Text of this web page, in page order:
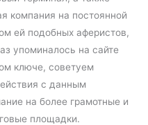
компания на постоянной
ей подобных аферистов,
упоминалось на сайте
ключе, советуем
с данным
на более грамотные и
площадки.